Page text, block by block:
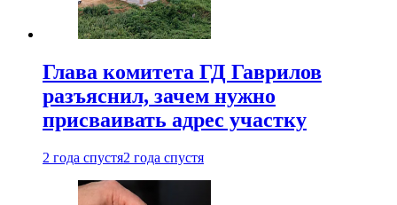
Глава комитета ГД Гаврилов
разъяснил, зачем нужно
присваивать адрес участку
2 года спустя2 года спустя